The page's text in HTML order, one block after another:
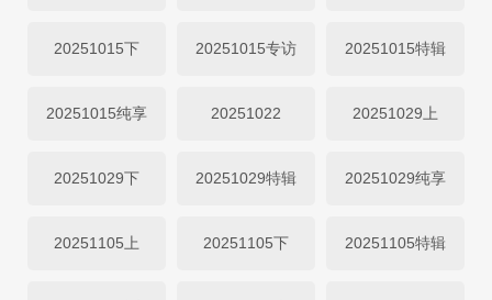
20251015下 20251015专访 20251015特辑
20251015纯享 20251022 20251029上
20251029下 20251029特辑 20251029纯享
20251105上 20251105下 20251105特辑